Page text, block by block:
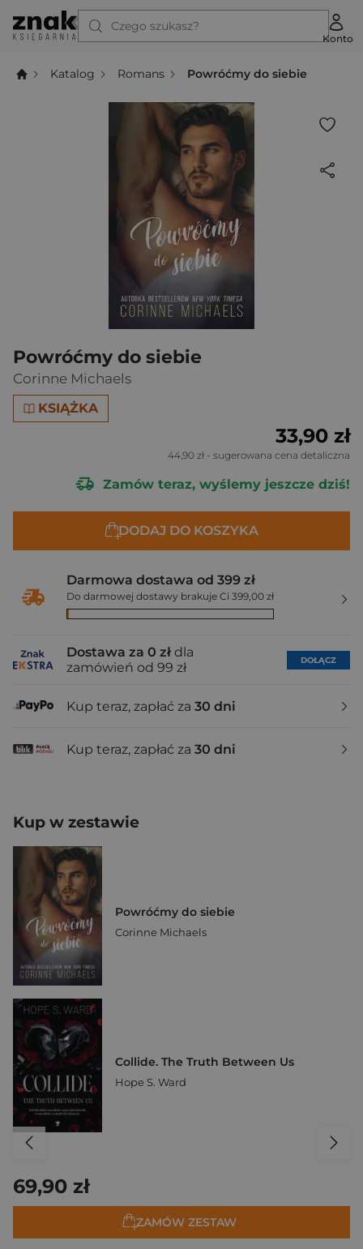
Czego szukasz?
Konto
Katalog Romans Powróćmy do siebie
Powróćmy do siebie
Corinne Michaels
KSIĄŻKA
33,90 zł
44,90 zł - sugerowana cena detaliczna
Zamów teraz, wyślemy jeszcze dziś!
DODAJ DO KOSZYKA
Darmowa dostawa od 399 zł
Do darmowej dostawy brakuje Ci 399,00 zł
Dostawa za 0 zł dla
zamówień od 99 zł
DOŁĄCZ
Kup teraz, zapłać za 30 dni
Kup teraz, zapłać za 30 dni
Kup w zestawie
Powróćmy do siebie
Corinne Michaels
Collide. The Truth Between Us
Hope S. Ward
69,90 zł
ZAMÓW ZESTAW